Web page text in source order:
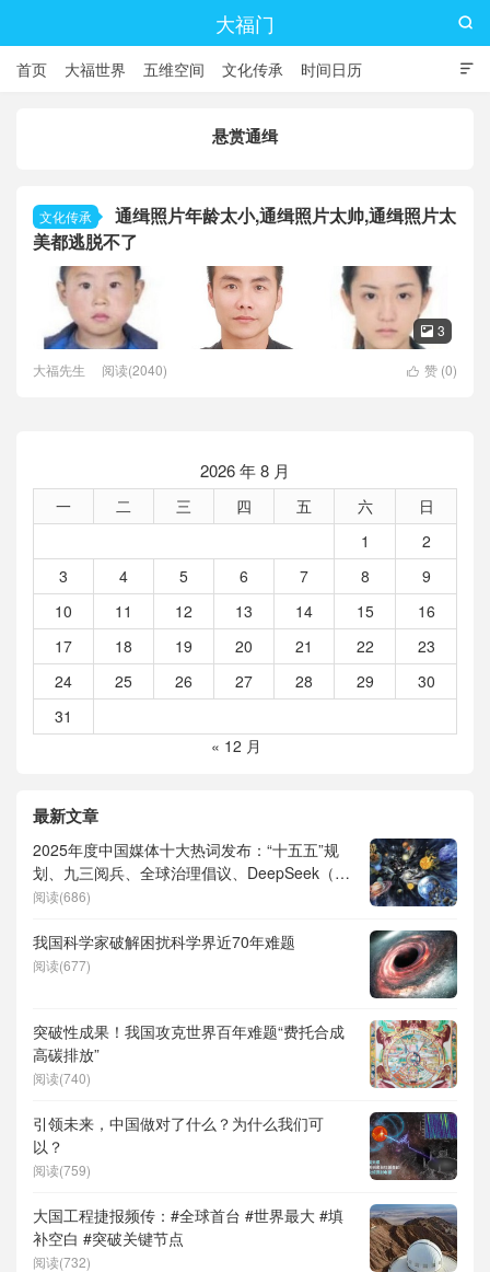
大福门

首页 大福世界 五维空间 文化传承 时间日历

悬赏通缉
文化传承
通缉照片年龄太小,通缉照片太帅,通缉照片太
美都逃脱不了
 3
 赞 (0)
大福先生 阅读(2040)
2026 年 8 月
一 二 三 四 五 六
日
1
2
3
4 5 6 7 8
9
10
11 12 13 14 15
16
17
18 19 20 21 22
23
24
25 26 27 28 29
30
31
« 12 月
最新文章
2025年度中国媒体十大热词发布：“十五五”规
划、九三阅兵、全球治理倡议、DeepSeek（深
度求索）、人形机器人、苏超、票根经济、育
阅读(686)
我国科学家破解困扰科学界近70年难题
阅读(677)
突破性成果！我国攻克世界百年难题“费托合成
高碳排放”
阅读(740)
引领未来，中国做对了什么？为什么我们可
以？
阅读(759)
大国工程捷报频传：#全球首台 #世界最大 #填
补空白 #突破关键节点
阅读(732)